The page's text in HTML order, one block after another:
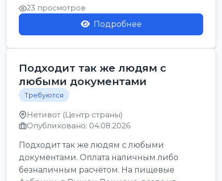
23 просмотров
Подробнее
Подходит так же людям с
любыми документами
Требуются
Нетивот (Центр страны)
Опубликовано: 04.08.2026
Подходит так же людям с любыми
документами. Оплата наличным либо
безналичным расчётом. На пищевые